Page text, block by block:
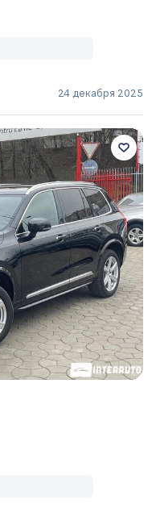
24 декабря 2025